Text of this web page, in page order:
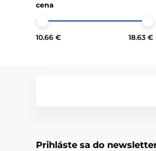
cena
10.66 € 18.63 €
Prihláste sa do